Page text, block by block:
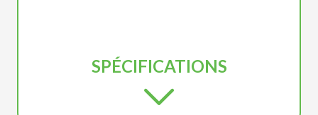
SPÉCIFICATIONS